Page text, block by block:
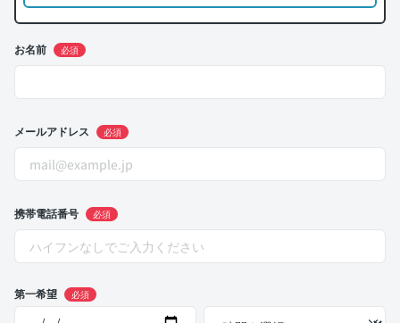
お名前 必須
メールアドレス 必須
携帯電話番号 必須
第一希望 必須